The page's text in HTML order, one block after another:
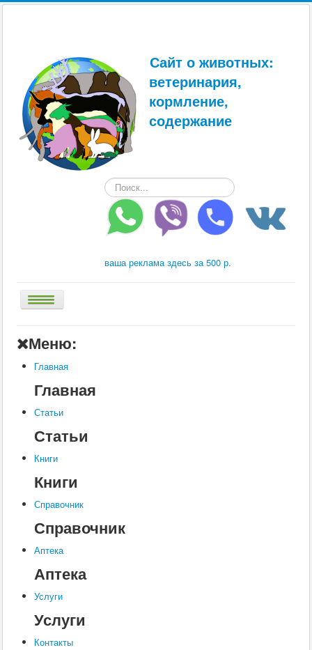
Сайт о животных:
ветеринария,
кормление,
содержание
Искать...
ваша реклама здесь за 500 р.
Книги
Услуги
Контакты
Шкатулки
Меню:
Главная
Главная
Статьи
Статьи
Книги
Книги
Справочник
Справочник
Аптека
Аптека
Услуги
Услуги
Контакты